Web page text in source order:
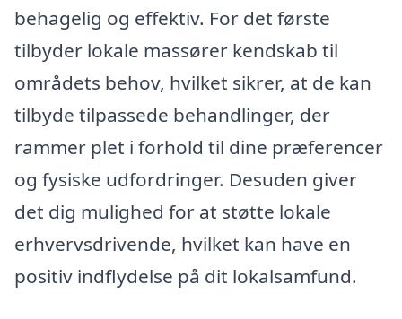
behagelig og effektiv. For det første
tilbyder lokale massører kendskab til
områdets behov, hvilket sikrer, at de kan
tilbyde tilpassede behandlinger, der
rammer plet i forhold til dine præferencer
og fysiske udfordringer. Desuden giver
det dig mulighed for at støtte lokale
erhvervsdrivende, hvilket kan have en
positiv indflydelse på dit lokalsamfund.